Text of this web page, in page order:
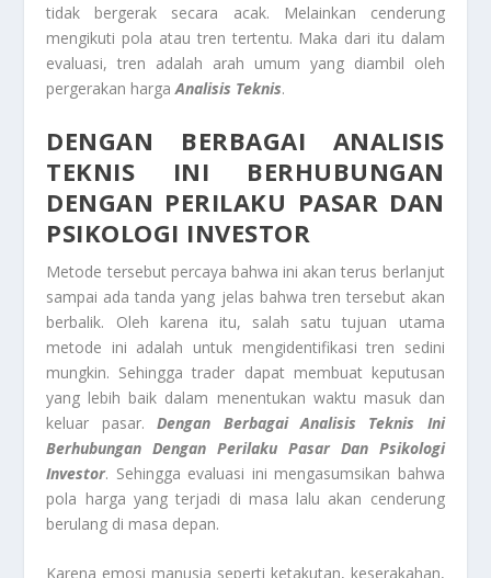
tidak bergerak secara acak. Melainkan cenderung
mengikuti pola atau tren tertentu. Maka dari itu dalam
evaluasi, tren adalah arah umum yang diambil oleh
pergerakan harga Analisis Teknis.
DENGAN BERBAGAI ANALISIS
TEKNIS INI BERHUBUNGAN
DENGAN PERILAKU PASAR DAN
PSIKOLOGI INVESTOR
Metode tersebut percaya bahwa ini akan terus berlanjut
sampai ada tanda yang jelas bahwa tren tersebut akan
berbalik. Oleh karena itu, salah satu tujuan utama
metode ini adalah untuk mengidentifikasi tren sedini
mungkin. Sehingga trader dapat membuat keputusan
yang lebih baik dalam menentukan waktu masuk dan
keluar pasar.Dengan Berbagai Analisis Teknis Ini
Berhubungan Dengan Perilaku Pasar Dan Psikologi
Investor. Sehingga evaluasi ini mengasumsikan bahwa
pola harga yang terjadi di masa lalu akan cenderung
berulang di masa depan.
Karena emosi manusia seperti ketakutan, keserakahan,